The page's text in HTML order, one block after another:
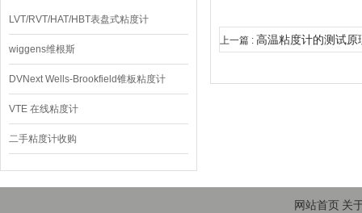
LVT/RVT/HAT/HBT表盘式粘度计
wiggens维根斯
DVNext Wells-Brookfield锥板粘度计
VTE 在线粘度计
二手粘度计收购
上一篇 : 高温粘度计的测试原
网站首页 关